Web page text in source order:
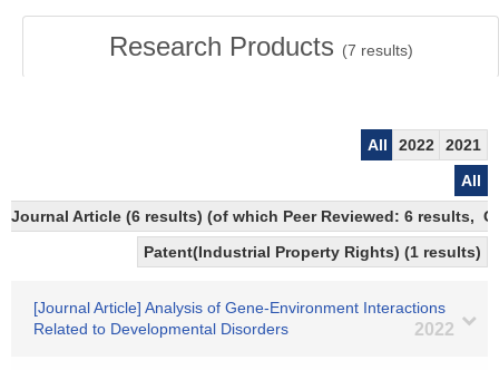
Research Products (7 results)
All 2022
2021
All
Journal Article (6 results) (of which Peer Reviewed: 6 results,
Patent(Industrial Property Rights) (1 results)
[Journal Article] Analysis of Gene-Environment Interactions
Related to Developmental Disorders
2022